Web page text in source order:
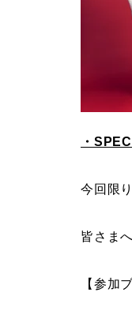
・
今回限
皆さま
【参加